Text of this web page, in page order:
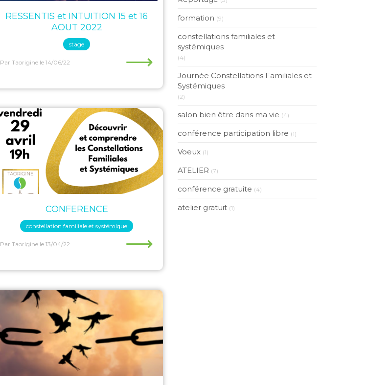
RESSENTIS et INTUITION 15 et 16
AOUT 2022
stage
Par Taorigine le 14/06/22 ⟶
CONFERENCE
constellation familiale et systémique
Par Taorigine le 13/04/22 ⟶
formation (9)
constellations familiales et
systémiques
(4)
Journée Constellations Familiales et
Systémiques
(2)
salon bien être dans ma vie (4)
conférence participation libre (1)
Voeux (1)
ATELIER (7)
conférence gratuite (4)
atelier gratuit (1)